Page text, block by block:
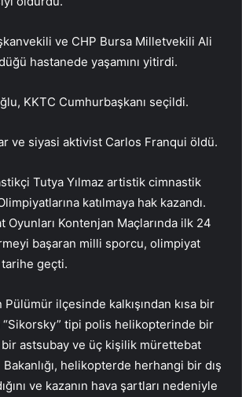
ve CHP Bursa Milletvekili Ali
hastanede yaşamını yitirdi.
KKTC Cumhurbaşkanı seçildi.
ve siyasi aktivist Carlos Franqui öldü.
Tutya Yılmaz artistik cimnastik
katılmaya hak kazandı.
Oyunları Kontenjan Maçlarında ilk 24
başaran milli sporcu, olimpiyat
tarihe geçti.
Pülümür ilçesinde kalkışından kısa bir
tipi polis helikopterinde bir
astsubay ve üç kişilik mürettebat
helikopterde herhangi bir dış
ve kazanın hava şartları nedeniyle